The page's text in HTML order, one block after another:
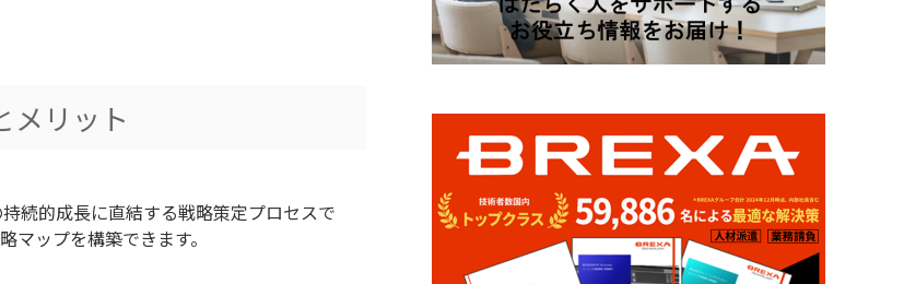
メリット
続的成長に直結する戦略策定プロセスで
マップを構築できます。